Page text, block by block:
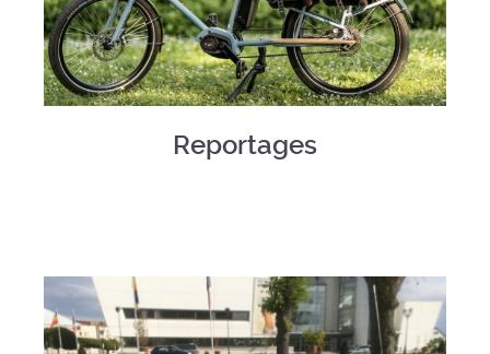
Reportages